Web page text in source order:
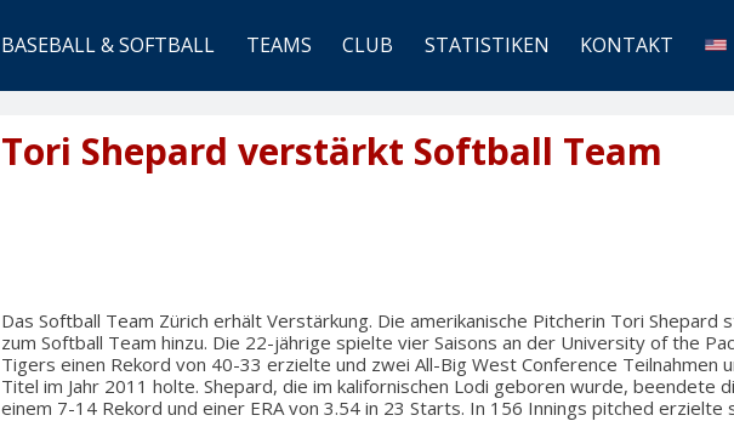
BASEBALL & SOFTBALL TEAMS CLUB STATISTIKEN KONTAKT
Tori Shepard verstärkt Softball Team
Das Softball Team Zürich erhält Verstärkung. Die amerikanische Pitcherin Tori Shepard
zum Softball Team hinzu. Die 22-jährige spielte vier Saisons an der University of the
Tigers einen Rekord von 40-33 erzielte und zwei All-Big West Conference Teilnahmen
Titel im Jahr 2011 holte. Shepard, die im kalifornischen Lodi geboren wurde, beendete
einem 7-14 Rekord und einer ERA von 3.54 in 23 Starts. In 156 Innings pitched erzielte